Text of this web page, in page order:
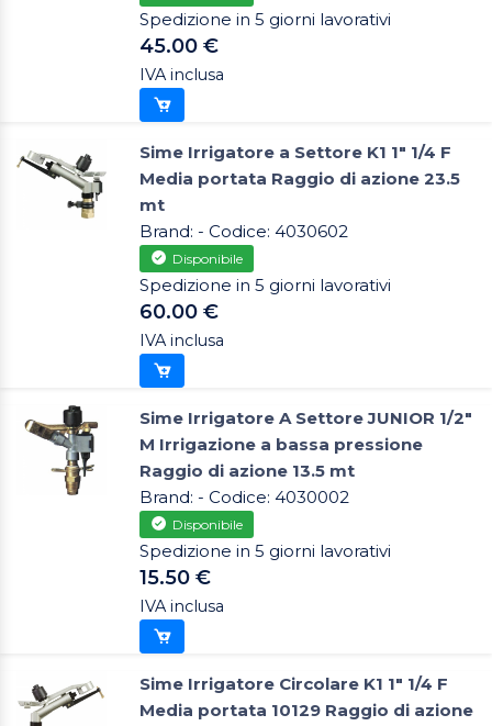
Spedizione in 5 giorni lavorativi
45.00 €
IVA inclusa
Sime Irrigatore a Settore K1 1" 1/4 F
Media portata Raggio di azione 23.5
mt
Brand: - Codice: 4030602
Disponibile
Spedizione in 5 giorni lavorativi
60.00 €
IVA inclusa
Sime Irrigatore A Settore JUNIOR 1/2"
M Irrigazione a bassa pressione
Raggio di azione 13.5 mt
Brand: - Codice: 4030002
Disponibile
Spedizione in 5 giorni lavorativi
15.50 €
IVA inclusa
Sime Irrigatore Circolare K1 1" 1/4 F
Media portata 10129 Raggio di azione